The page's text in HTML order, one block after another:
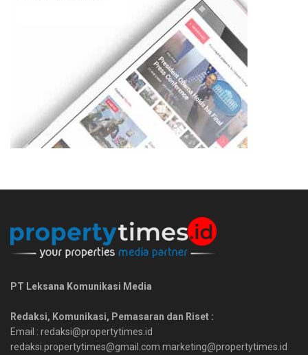
PT Leksana Komunikasi Media
Redaksi, Komunikasi, Pemasaran dan Riset :
Email : redaksi@propertytimes.id
redaksi.propertytimes@gmail.com marketing@propertytimes.id